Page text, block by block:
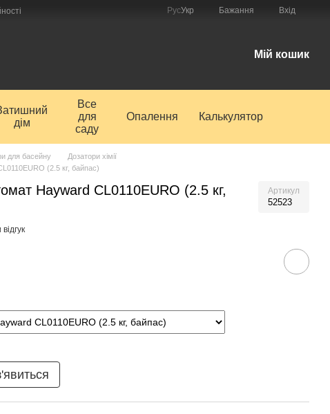
РусУкр Бажання Вхід
Мій кошик
дім
Все
для
саду
Опалення Калькулятор
для басейну
Дозатори хімії
(2.5 кг, байпас)
Hayward CL0110EURO (2.5 кг,
Артикул
52523